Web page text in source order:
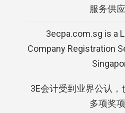
服务供
3ecpa.com.sg is a
Company Registration
3E会计受到业界公认
多项奖项